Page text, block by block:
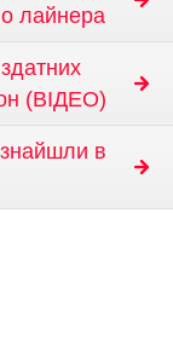
лайнера
(ВІДЕО)
знайшли в